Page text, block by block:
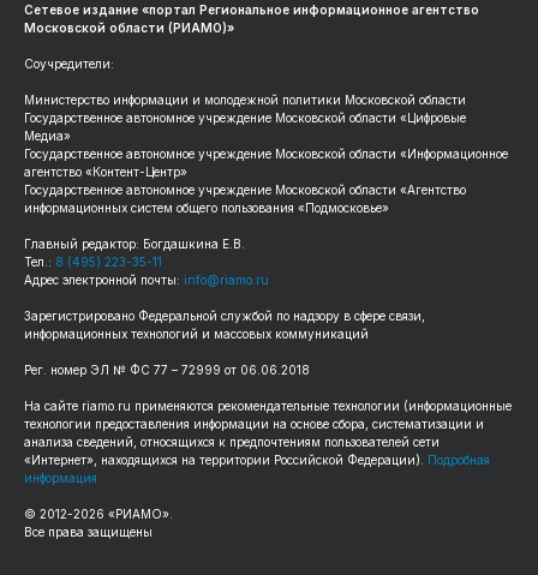
Сетевое издание «портал Региональное информационное агентство
Московской области (РИАМО)»
Соучредители:
Министерство информации и молодежной политики Московской области
Государственное автономное учреждение Московской области «Цифровые
Медиа»
Государственное автономное учреждение Московской области «Информационное
агентство «Контент-Центр»
Государственное автономное учреждение Московской области «Агентство
информационных систем общего пользования «Подмосковье»
Главный редактор: Богдашкина Е.В.
Тел.: 8 (495) 223-35-11
Адрес электронной почты: info@riamo.ru
Зарегистрировано Федеральной службой по надзору в сфере связи,
информационных технологий и массовых коммуникаций
Рег. номер ЭЛ № ФС 77 – 72999 от 06.06.2018
На сайте riamo.ru применяются рекомендательные технологии (информационные
технологии предоставления информации на основе сбора, систематизации и
анализа сведений, относящихся к предпочтениям пользователей сети
«Интернет», находящихся на территории Российской Федерации). Подробная
информация
© 2012-2026 «РИАМО».
Все права защищены